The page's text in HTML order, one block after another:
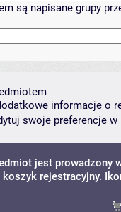
są napisane grupy
informacje o
swoje preferencje w
jest prowadzony
rejestracyjny.